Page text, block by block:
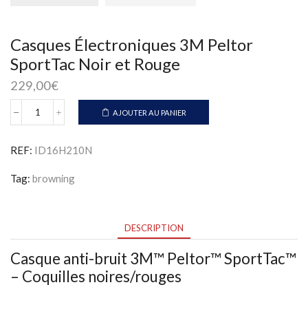
Casques Électroniques 3M Peltor
SportTac Noir et Rouge
229,00€
quantité
Électroniques
Peltor
AJOUTER AU PANIER
REF: ID16H210N
Tag: browning
DESCRIPTION
Casque anti-bruit 3M™ Peltor™ SportTac™
– Coquilles noires/rouges